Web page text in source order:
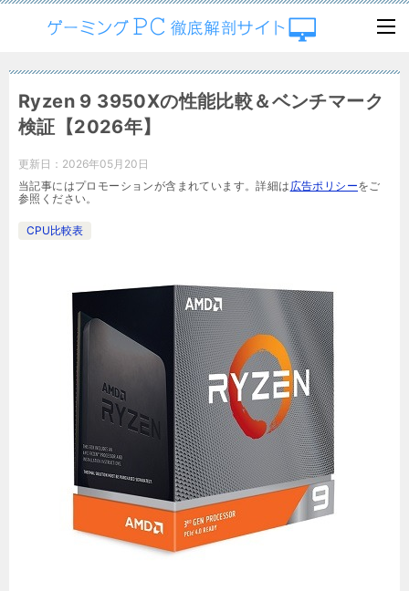
Ryzen 9 3950Xの性能比較＆ベンチマーク
検証【2026年】
更新日： 2026年05月20日
当記事にはプロモーションが含まれています。詳細は 広告ポリシーをご
参照ください。
CPU比較表